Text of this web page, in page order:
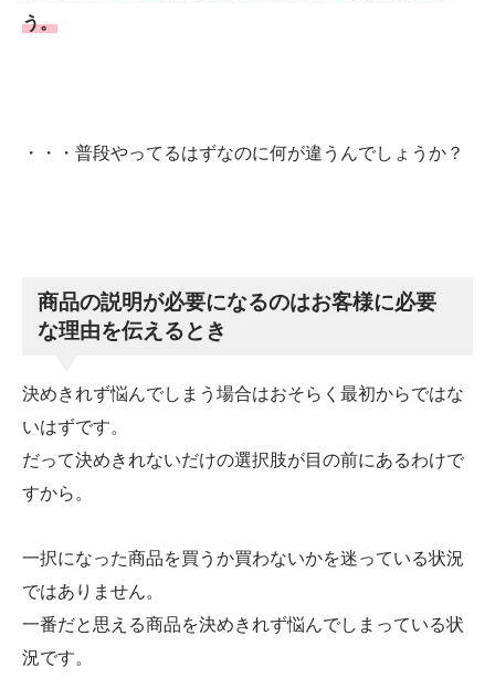
う。
・・・普段やってるはずなのに何が違うんでしょうか？
商品の説明が必要になるのはお客様に必要
な理由を伝えるとき
決めきれず悩んでしまう場合はおそらく最初からではな
いはずです。
だって決めきれないだけの選択肢が目の前にあるわけで
すから。
一択になった商品を買うか買わないかを迷っている状況
ではありません。
一番だと思える商品を決めきれず悩んでしまっている状
況です。